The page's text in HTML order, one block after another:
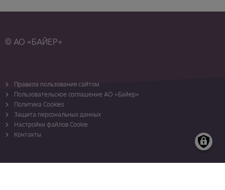
© АО «БАЙЕР»
Правила пользования сайтом
Пользовательское соглашение АО «Байер»
Политика Cookies
Защита персональных данных
Настройки файлов Cookie
Контакты